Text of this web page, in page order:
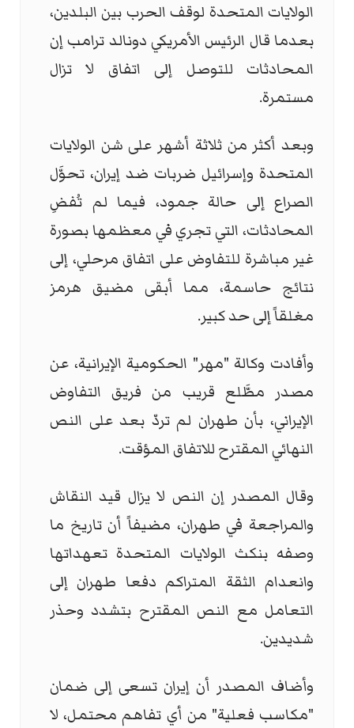
الولايات المتحدة لوقف الحرب بين البلدين،
بعدما قال الرئيس الأمريكي دونالد ترامب إن
المحادثات للتوصل إلى اتفاق لا تزال
مستمرة.
وبعد أكثر من ثلاثة أشهر على شن الولايات
المتحدة وإسرائيل ضربات ضد إيران، تحوَّل
الصراع إلى حالة جمود، فيما لم تُفضِ
المحادثات، التي تجري في معظمها بصورة
غير مباشرة للتفاوض على اتفاق مرحلي، إلى
نتائج حاسمة، مما أبقى مضيق هرمز
مغلقاً إلى حد كبير.
وأفادت وكالة "مهر" الحكومية الإيرانية، عن
مصدر مطَّلع قريب من فريق التفاوض
الإيراني، بأن طهران لم تردّ بعد على النص
النهائي المقترح للاتفاق المؤقت.
وقال المصدر إن النص لا يزال قيد النقاش
والمراجعة في طهران، مضيفاً أن تاريخ ما
وصفه بنكث الولايات المتحدة تعهداتها
وانعدام الثقة المتراكم دفعا طهران إلى
التعامل مع النص المقترح بتشدد وحذر
شديدين.
وأضاف المصدر أن إيران تسعى إلى ضمان
"مكاسب فعلية" من أي تفاهم محتمل، لا